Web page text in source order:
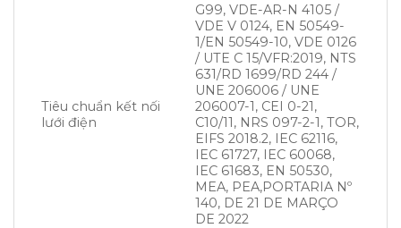
Tiêu chuẩn kết nối
lưới điện
G99, VDE-AR-N 4105 /
VDE V 0124, EN 50549-
1/EN 50549-10, VDE 0126
/ UTE C 15/VFR:2019, NTS
631/RD 1699/RD 244 /
UNE 206006 / UNE
206007-1, CEI 0-21,
C10/11, NRS 097-2-1, TOR,
EIFS 2018.2, IEC 62116,
IEC 61727, IEC 60068,
IEC 61683, EN 50530,
MEA, PEA,PORTARIA Nº
140, DE 21 DE MARÇO
DE 2022